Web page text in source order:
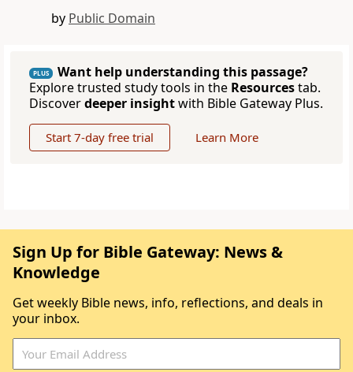
by Public Domain
PLUS
Want help understanding this passage?
Explore trusted study tools in the Resourcestab.
Discoverdeeper insightwith Bible Gateway Plus.
Start 7-day free trial Learn More
Sign Up for Bible Gateway: News &
Knowledge
Get weekly Bible news, info, reflections, and deals in
your inbox.